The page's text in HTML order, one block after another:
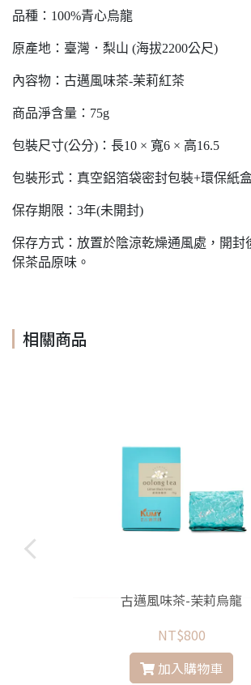
品種：100%青心烏龍
原產地：臺灣．梨山 (海拔2200公尺)
內容物：古邁風味茶-茉莉紅茶
商品淨含量：75g
包裝尺寸(公分)：長10 × 寬6 × 高16.5
包裝形式：真空鋁箔袋密封包裝+環保紙
保存期限：3年(未開封)
保存方式：放置於陰涼乾燥通風處，開封
保茶品原味。
相關商品
古邁風味茶-茉莉烏龍
NT$800
加入購物車